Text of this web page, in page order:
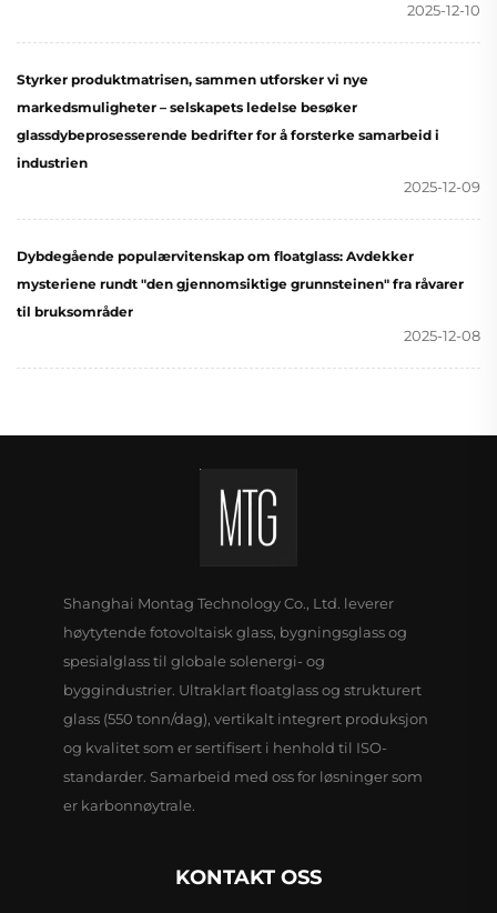
2025-12-10
Styrker produktmatrisen, sammen utforsker vi nye
markedsmuligheter – selskapets ledelse besøker
glassdybeprosesserende bedrifter for å forsterke samarbeid i
industrien
2025-12-09
Dybdegående populærvitenskap om floatglass: Avdekker
mysteriene rundt "den gjennomsiktige grunnsteinen" fra råvarer
til bruksområder
2025-12-08
Shanghai Montag Technology Co., Ltd. leverer
høytytende fotovoltaisk glass, bygningsglass og
spesialglass til globale solenergi- og
byggindustrier. Ultraklart floatglass og strukturert
glass (550 tonn/dag), vertikalt integrert produksjon
og kvalitet som er sertifisert i henhold til ISO-
standarder. Samarbeid med oss for løsninger som
er karbonnøytrale.
KONTAKT OSS